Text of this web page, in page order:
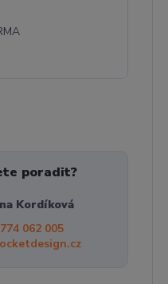
poradit?
Kordíková
062 005